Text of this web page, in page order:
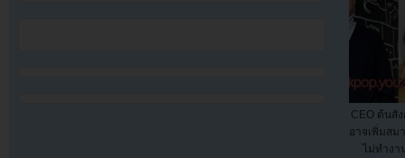
CEO ต้นสั
อาจเพิ่มสม
ไม่ทำงา